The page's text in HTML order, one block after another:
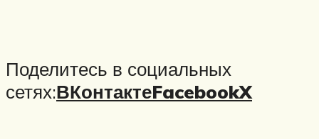
Поделитесь в социальных
сетях:ВКонтактеFacebookX